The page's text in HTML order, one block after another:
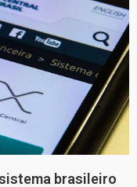
brasileiro